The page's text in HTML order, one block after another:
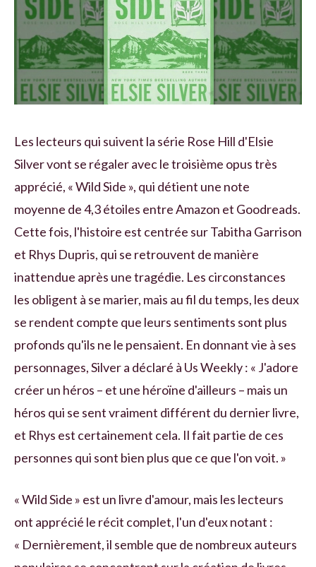
Les lecteurs qui suivent la série Rose Hill d'Elsie
Silver vont se régaler avec le troisième opus très
apprécié, « Wild Side », qui détient une note
moyenne de 4,3 étoiles entre Amazon et Goodreads.
Cette fois, l'histoire est centrée sur Tabitha Garrison
et Rhys Dupris, qui se retrouvent de manière
inattendue après une tragédie. Les circonstances
les obligent à se marier, mais au fil du temps, les deux
se rendent compte que leurs sentiments sont plus
profonds qu'ils ne le pensaient. En donnant vie à ses
personnages, Silver a déclaré à Us Weekly : « J'adore
créer un héros – et une héroïne d'ailleurs – mais un
héros qui se sent vraiment différent du dernier livre,
et Rhys est certainement cela. Il fait partie de ces
personnes qui sont bien plus que ce que l'on voit. »
« Wild Side » est un livre d'amour, mais les lecteurs
ont apprécié le récit complet, l'un d'eux notant :
« Dernièrement, il semble que de nombreux auteurs